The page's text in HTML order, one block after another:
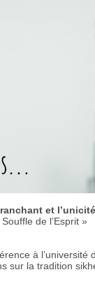
et
de l’Esprit »
à l’université
sur la tradition